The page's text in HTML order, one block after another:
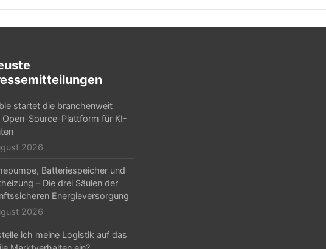
startet die branchenweit
Open-Source-Plattform für KI-
2026
Batteriespeicher und
– Die drei Säulen der
Energieversorgung
2026
ich meine Logistik auf das